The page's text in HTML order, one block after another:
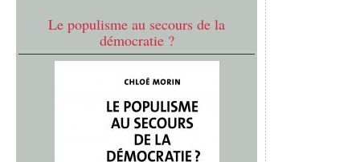
Le populisme au secours de la
démocratie ?